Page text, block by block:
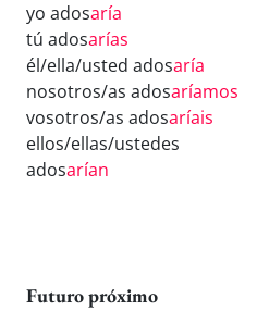
yo adosaría
tú adosarías
él/ella/usted adosaría
nosotros/as adosaríamos
vosotros/as adosaríais
ellos/ellas/ustedes
adosarían
Futuro próximo